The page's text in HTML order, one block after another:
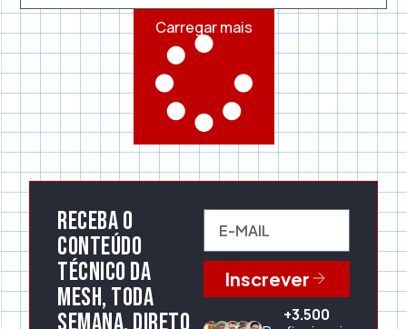
Carregar mais
Receba o
conteúdo
técnico da
Mesh, toda
Inscrever
+3.500